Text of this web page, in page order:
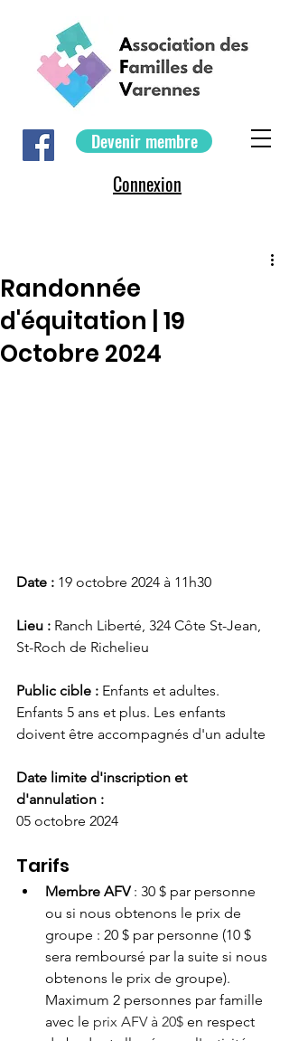
Devenir membre
Connexion
Randonnée
d'équitation | 19
Octobre 2024
Date : 19 octobre 2024 à 11h30
Lieu : Ranch Liberté, 324 Côte St-Jean,
St-Roch de Richelieu
Public cible : Enfants et adultes.
Enfants 5 ans et plus. Les enfants
doivent être accompagnés d'un adulte
Date limite d'inscription et
d'annulation :
05 octobre 2024
Tarifs
Membre AFV : 30 $ par personne
ou si nous obtenons le prix de
groupe : 20 $ par personne (10 $
sera remboursé par la suite si nous
obtenons le prix de groupe).
Maximum 2 personnes par famille
avec le prix AFV à 20$ en respect